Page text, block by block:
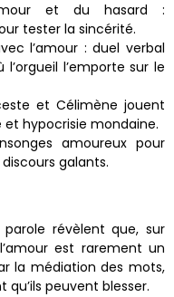
et du hasard :
tester la sincérité.
l’amour : duel verbal
l’emporte sur le
et Célimène jouent
hypocrisie mondaine.
amoureux pour
galants.
révèlent que, sur
est rarement un
la médiation des mots,
peuvent blesser.